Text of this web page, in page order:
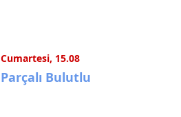
Cumartesi, 15.08
Parçalı Bulutlu